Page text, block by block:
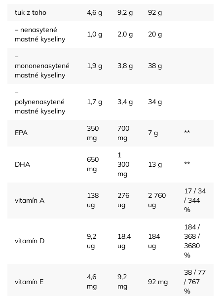
tuk z toho
4,6 g 9,2 g
92 g
– nenasytené
mastné kyseliny
1,0 g 2,0 g 20 g
–
mononenasytené
mastné kyseliny
1,9 g 3,8 g 38 g
–
polynenasytené
mastné kyseliny
1,7 g 3,4 g 34 g
EPA
350
mg
700
mg
7 g **
DHA
650
mg
1
300
mg
13 g **
vitamín A
138
ug
276
ug
2 760
ug
17 / 34
/ 344
%
vitamín D
9,2
ug
18,4
ug
184
ug
184 /
368 /
3680
%
vitamín E
4,6
mg
9,2
mg
92 mg
38 / 77
/ 767
%